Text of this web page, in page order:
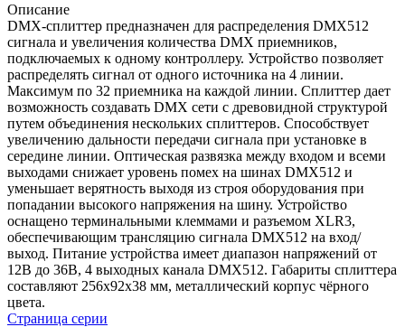
Описание
DMX-сплиттер предназначен для распределения DMX512
сигнала и увеличения количества DMX приемников,
подключаемых к одному контроллеру. Устройство позволяет
распределять сигнал от одного источника на 4 линии.
Максимум по 32 приемника на каждой линии. Сплиттер дает
возможность создавать DMX сети с древовидной структурой
путем объединения нескольких сплиттеров. Способствует
увеличению дальности передачи сигнала при установке в
середине линии. Оптическая развязка между входом и всеми
выходами снижает уровень помех на шинах DMX512 и
уменьшает верятность выходя из строя оборудования при
попадании высокого напряжения на шину. Устройство
оснащено терминальными клеммами и разъемом XLR3,
обеспечивающим трансляцию сигнала DMX512 на вход/
выход. Питание устройства имеет диапазон напряжений от
12В до 36В, 4 выходных канала DMX512. Габариты сплиттера
составляют 256х92х38 мм, металлический корпус чёрного
цвета.
Страница серии